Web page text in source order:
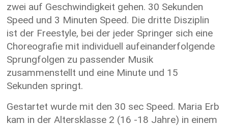
zwei auf Geschwindigkeit gehen. 30 Sekunden
Speed und 3 Minuten Speed. Die dritte Disziplin
ist der Freestyle, bei der jeder Springer sich eine
Choreografie mit individuell aufeinanderfolgende
Sprungfolgen zu passender Musik
zusammenstellt und eine Minute und 15
Sekunden springt.
Gestartet wurde mit den 30 sec Speed. Maria Erb
kam in der Altersklasse 2 (16 -18 Jahre) in einem